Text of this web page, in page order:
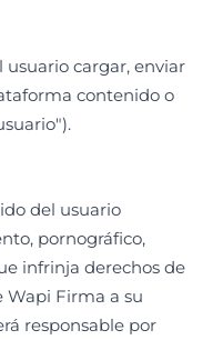
cargar, enviar
contenido o
del usuario
pornográfico,
infrinja derechos de
Firma a su
responsable por